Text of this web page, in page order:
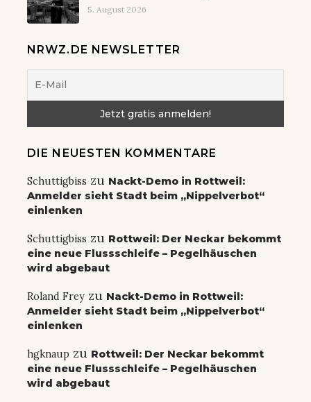
5. August 2026
NRWZ.DE NEWSLETTER
DIE NEUESTEN KOMMENTARE
Schuttigbiss zu Nackt-Demo in Rottweil:
Anmelder sieht Stadt beim „Nippelverbot“
einlenken
Schuttigbiss zu Rottweil: Der Neckar bekommt
eine neue Flussschleife – Pegelhäuschen
wird abgebaut
Roland Frey zu Nackt-Demo in Rottweil:
Anmelder sieht Stadt beim „Nippelverbot“
einlenken
hgknaup zu Rottweil: Der Neckar bekommt
eine neue Flussschleife – Pegelhäuschen
wird abgebaut